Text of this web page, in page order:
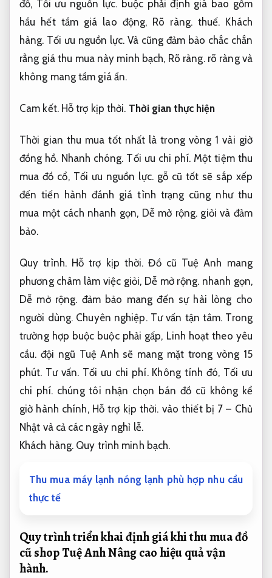
đồ, Tối ưu nguồn lực. buộc phải định giá bao gồm
hầu hết tầm giá lao động, Rõ ràng.thuế. Khách
hàng. Tối ưu nguồn lực. Và cũng đảm bảo chắc chắn
rằng giá thu mua này minh bạch, Rõ ràng.rõ ràng và
không mang tầm giá ẩn.
Cam kết. Hỗ trợ kịp thời. Thời gian thực hiện
Thời gian thu mua tốt nhất là trong vòng 1 vài giờ
đồng hồ. Nhanh chóng. Tối ưu chi phí. Một tiệm thu
mua đồ cổ, Tối ưu nguồn lực.gỗ cũ tốt sẽ sắp xếp
đến tiến hành đánh giá tình trạng cũng như thu
mua một cách nhanh gọn, Dễ mở rộng. giỏi và đảm
bảo.
Quy trình. Hỗ trợ kịp thời. Đồ cũ Tuệ Anh mang
phương châm làm việc giỏi, Dễ mở rộng.nhanh gọn,
Dễ mở rộng. đảm bảo mang đến sự hài lòng cho
người dùng. Chuyên nghiệp. Tư vấn tận tâm. Trong
trường hợp buộc buộc phải gấp, Linh hoạt theo yêu
cầu. đội ngũ Tuệ Anh sẽ mang mặt trong vòng 15
phút. Tư vấn. Tối ưu chi phí.Không tính đó, Tối ưu
chi phí. chúng tôi nhận chọn bán đồ cũ không kể
giờ hành chính, Hỗ trợ kịp thời. vào thiết bị 7 – Chủ
Nhật và cả các ngày nghỉ lễ.
Khách hàng. Quy trình minh bạch.
Thu mua máy lạnh nóng lạnh phù hợp nhu cầu
thực tế
Quy trình triển khai định giá khi thu mua đồ
cũ shop Tuệ AnhNâng cao hiệu quả vận
hành.